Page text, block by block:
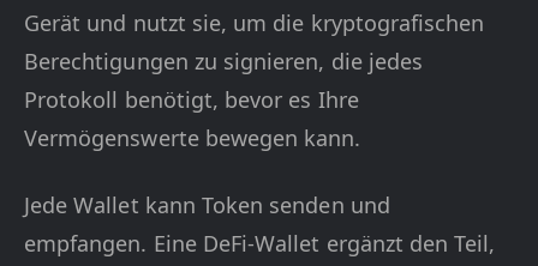
Gerät und nutzt sie, um die kryptografischen
Berechtigungen zu signieren, die jedes
Protokoll benötigt, bevor es Ihre
Vermögenswerte bewegen kann.
Jede Wallet kann Token senden und
empfangen. Eine DeFi-Wallet ergänzt den Teil,